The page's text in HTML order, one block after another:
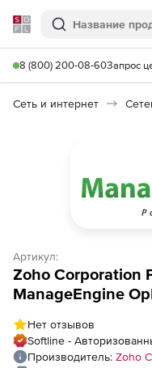
Softline
Поиск
8 (800) 200-08-60Запрос
Сеть и интернет
Артикул:
Zoho Corporation
ManageEngine
for 5000 Monitors
Plugin
Нет отзывов
Softline -
Производитель: Zoho